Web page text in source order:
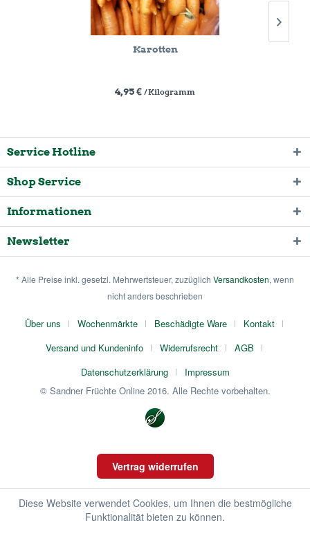
Karotten
4,95 € / Kilogramm
Service Hotline
Shop Service
Informationen
Newsletter
* Alle Preise inkl. gesetzl. Mehrwertsteuer, zuzüglich Versandkosten, wenn
nicht anders beschrieben
Über uns Wochenmärkte Beschädigte Ware
Kontakt
Versand und Kundeninfo
Widerrufsrecht
AGB
Datenschutzerklärung
Impressum
© Sandner Früchte Online 2016. Alle Rechte vorbehalten.
Vertrag widerrufen
Diese Website verwendet Cookies, um Ihnen die bestmögliche
Funktionalität bieten zu können.